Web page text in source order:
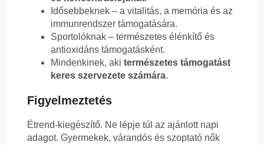
Idősebbeknek – a vitalitás, a memória és az
immunrendszer támogatására.
Sportolóknak – természetes élénkítő és
antioxidáns támogatásként.
Mindenkinek, aki természetes támogatást
keres szervezete számára.
Figyelmeztetés
Étrend-kiegészítő. Ne lépje túl az ajánlott napi
adagot. Gyermekek, várandós és szoptató nők